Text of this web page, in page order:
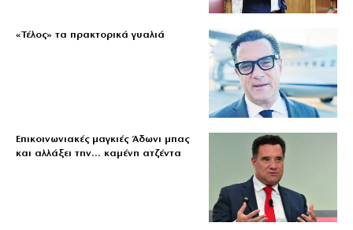
«Τέλος» τα πρακτορικά γυαλιά
Επικοινωνιακές μαγκιές Άδωνι μπας
και αλλάξει την… καμένη ατζέντα